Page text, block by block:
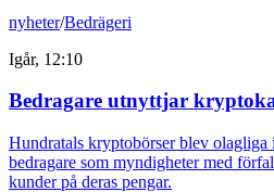
nyheter/Bedrägeri
Igår, 12:10
Bedragare utnyttjar
Hundratals kryptobörser blev
bedragare som myndigheter med
kunder på deras pengar.